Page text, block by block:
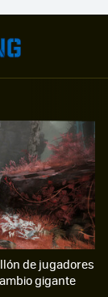
de jugadores
gigante